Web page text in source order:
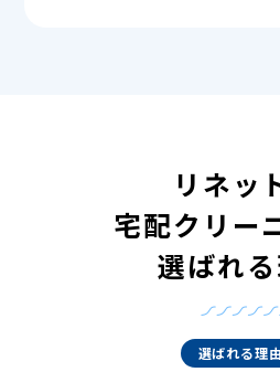
リネッ
宅配クリー
選ばれ
選ばれる理